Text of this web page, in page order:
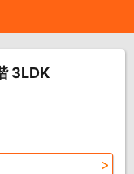
3LDK